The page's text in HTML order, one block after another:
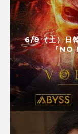
6/9（土）日
『NO